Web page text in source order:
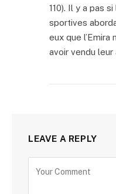
110). Il y a pas
sportives
eux que l’Emira
avoir vendu leur
LEAVE A REPLY